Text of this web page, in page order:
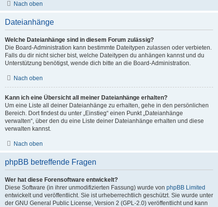
Nach oben
Dateianhänge
Welche Dateianhänge sind in diesem Forum zulässig?
Die Board-Administration kann bestimmte Dateitypen zulassen oder verbieten.
Falls du dir nicht sicher bist, welche Dateitypen du anhängen kannst und du
Unterstützung benötigst, wende dich bitte an die Board-Administration.
Nach oben
Kann ich eine Übersicht all meiner Dateianhänge erhalten?
Um eine Liste all deiner Dateianhänge zu erhalten, gehe in den persönlichen
Bereich. Dort findest du unter „Einstieg“ einen Punkt „Dateianhänge
verwalten“, über den du eine Liste deiner Dateianhänge erhalten und diese
verwalten kannst.
Nach oben
phpBB betreffende Fragen
Wer hat diese Forensoftware entwickelt?
Diese Software (in ihrer unmodifizierten Fassung) wurde von phpBB Limited
entwickelt und veröffentlicht. Sie ist urheberrechtlich geschützt. Sie wurde unter
der GNU General Public License, Version 2 (GPL-2.0) veröffentlicht und kann